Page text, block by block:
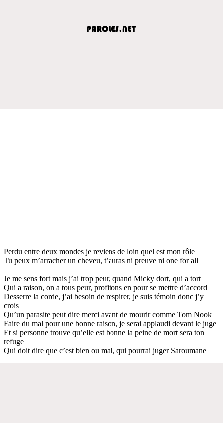
Perdu entre deux mondes je reviens de loin quel est mon rôle
Tu peux m’arracher un cheveu, t’auras ni preuve ni one for all
Je me sens fort mais j’ai trop peur, quand Micky dort, qui a tort
Qui a raison, on a tous peur, profitons en pour se mettre d’accord
Desserre la corde, j’ai besoin de respirer, je suis témoin donc j’y
crois
Qu’un parasite peut dire merci avant de mourir comme Tom Nook
Faire du mal pour une bonne raison, je serai applaudi devant le juge
Et si personne trouve qu’elle est bonne la peine de mort sera ton
refuge
Qui doit dire que c’est bien ou mal, qui pourrai juger Saroumane